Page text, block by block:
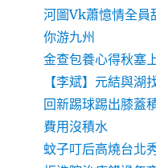
河圖Vk蕭憶情全員
你游九州
金查包養心得秋塞
【李斌】元結與湖
回新踢球踢出膝蓋
費用沒積水
蚊子叮后高燒台北